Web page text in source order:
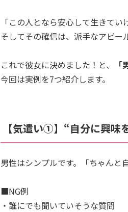
「この人となら安心して生きてい
そしてその確信は、派手なアピ
これで彼女に決めました！と、
今回は実例を7つ紹介します。
【気遣い①】“自分に興味
男性はシンプルです。「ちゃんと
■NG例
・誰にでも聞いていそうな質問